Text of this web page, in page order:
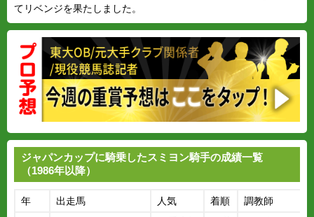
てリベンジを果たしました。
ジャパンカップに騎乗したスミヨン騎手の成績一覧
（1986年以降）
年 出走馬 人気 着順
調教師